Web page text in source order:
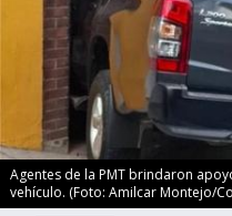
Agentes de la PMT brindaron
vehículo. (Foto: Amilcar Montejo/